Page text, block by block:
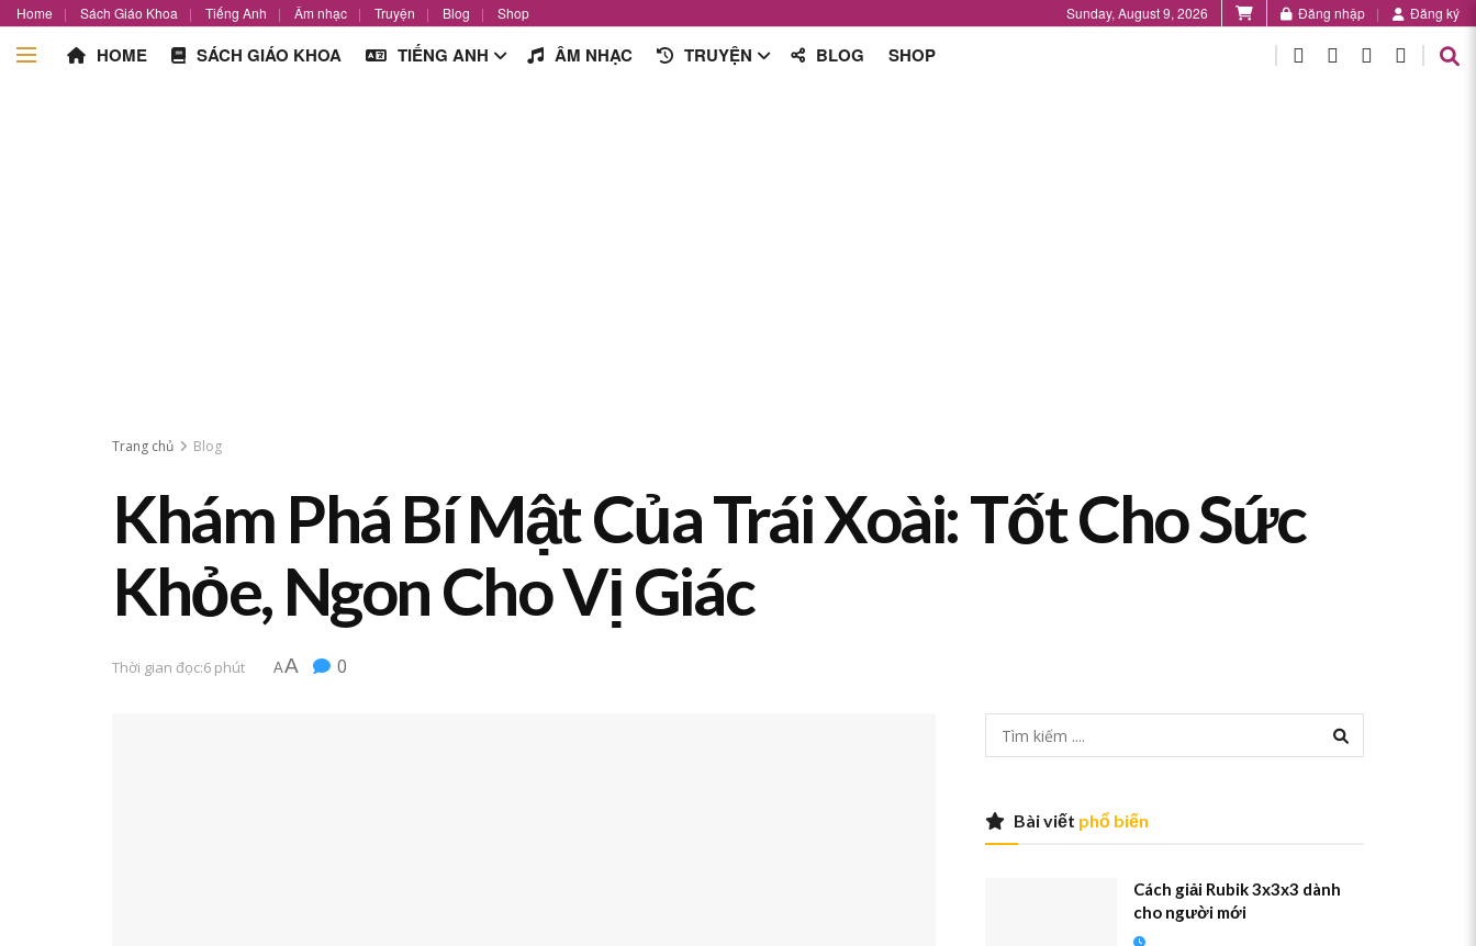
Home Sách Giáo Khoa Tiếng Anh Âm nhạc Truyện Blog Shop Sunday, August 9, 2026 Đăng nhập Đăng ký
HOME SÁCH GIÁO KHOA TIẾNG ANH ÂM NHẠC TRUYỆN BLOG SHOP
Trang chủ Blog
Khám Phá Bí Mật Của Trái Xoài: Tốt Cho Sức
Khỏe, Ngon Cho Vị Giác
Thời gian đọc:6 phút AA 0
Bài viết phổ biến
Cách giải Rubik 3x3x3 dành
cho người mới